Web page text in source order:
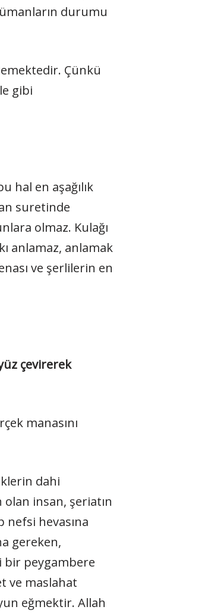
durumu
Çünkü
gibi
hal en aşağılık
suretinde
olmaz. Kulağı
anlamaz, anlamak
ve şerlilerin en
çevirerek
manasını
dahi
olan insan, şeriatın
nefsi hevasına
gereken,
bir peygambere
ve maslahat
eğmektir. Allah